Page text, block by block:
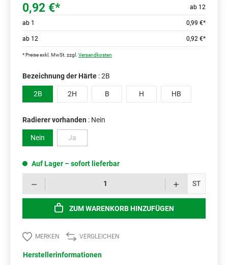
0,92 €* ab 12
ab 1 0,99 €*
ab 12 0,92 €*
* Preise exkl. MwSt. zzgl. Versandkosten
Bezeichnung der Härte : 2B
2B 2H B H HB
Radierer vorhanden : Nein
Nein Ja(Diese Option ist zurzeit nicht verfügbar.)
Auf Lager – sofort lieferbar
ST
ZUM WARENKORB HINZUFÜGEN
MERKEN VERGLEICHEN
Herstellerinformationen